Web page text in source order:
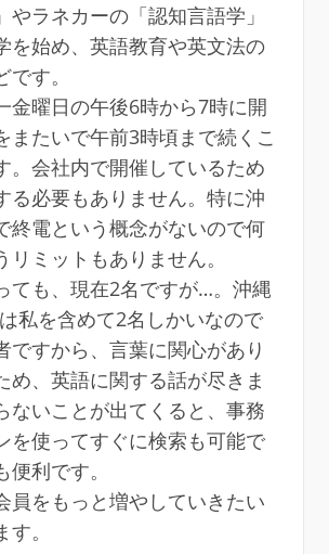
やラネカーの「認知言語学」
を始め、英語教育や英文法の
す。
金曜日の午後6時から7時に開
またいで午前3時頃まで続くこ
。会社内で開催しているため
る必要もありません。特に沖
終電という概念がないので何
リミットもありません。
ても、現在2名ですが…。沖縄
私を含めて2名しかいなので
ですから、言葉に関心があり
め、英語に関する話が尽きま
ないことが出てくると、事務
を使ってすぐに検索も可能で
利です。
員をもっと増やしていきたい
。